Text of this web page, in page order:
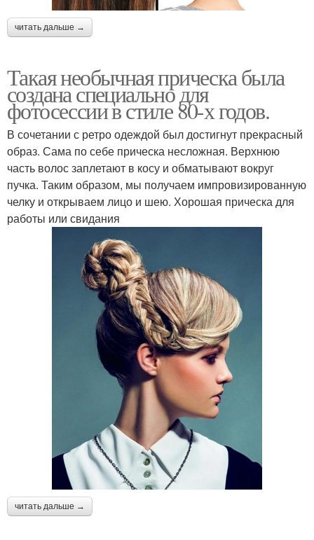
читать дальше →
Такая необычная прическа была
создана специально для
фотосессии в стиле 80-х годов.
В сочетании с ретро одеждой был достигнут прекрасный
образ. Сама по себе прическа несложная. Верхнюю
часть волос заплетают в косу и обматывают вокруг
пучка. Таким образом, мы получаем импровизированную
челку и открываем лицо и шею. Хорошая прическа для
работы или свидания
читать дальше →